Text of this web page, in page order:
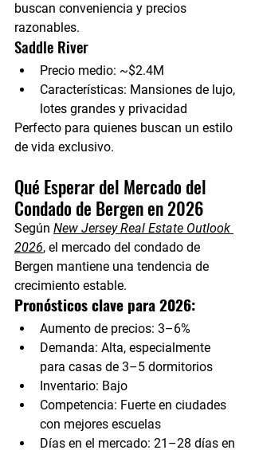
buscan conveniencia y precios
razonables.
Saddle River
Precio medio: ~$2.4M
Características: Mansiones de lujo,
lotes grandes y privacidad
Perfecto para quienes buscan un estilo
de vida exclusivo.
Qué Esperar del Mercado del
Condado de Bergen en 2026
Según New Jersey Real Estate Outlook
2026, el mercado del condado de
Bergen mantiene una tendencia de
crecimiento estable.
Pronósticos clave para 2026:
Aumento de precios: 3–6%
Demanda: Alta, especialmente
para casas de 3–5 dormitorios
Inventario: Bajo
Competencia: Fuerte en ciudades
con mejores escuelas
Días en el mercado: 21–28 días en